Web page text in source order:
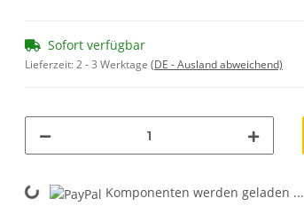
Sofort verfügbar
Lieferzeit:2 - 3 Werktage (DE - Ausland abweichend)
Loading... Komponenten werden geladen ...